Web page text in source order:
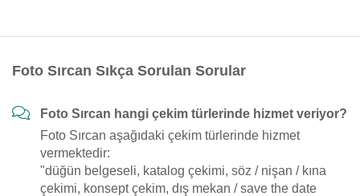
Foto Sırcan Sıkça Sorulan Sorular
Foto Sırcan hangi çekim türlerinde hizmet veriyor?
Foto Sırcan aşağıdaki çekim türlerinde hizmet
vermektedir:
"düğün belgeseli, katalog çekimi, söz / nişan / kına
çekimi, konsept çekim, dış mekan / save the date